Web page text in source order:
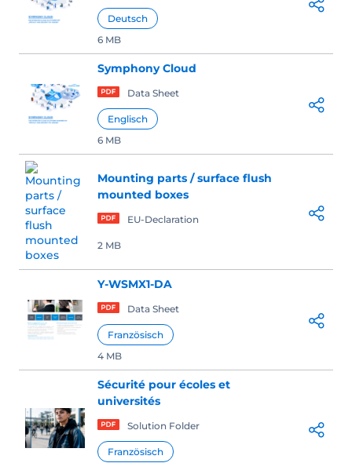
Deutsch
6 MB
Symphony Cloud
Data Sheet
Englisch
6 MB
Mounting parts / surface flush
mounted boxes
EU-Declaration
2 MB
Y-WSMX1-DA
Data Sheet
Französisch
4 MB
Sécurité pour écoles et
universités
Solution Folder
Französisch